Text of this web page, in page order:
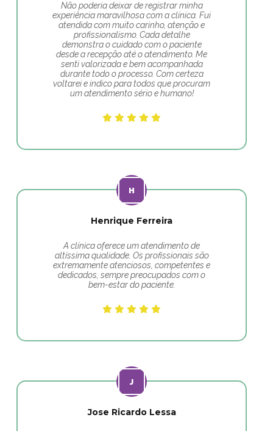
Não poderia deixar de registrar minha
experiência maravilhosa com a clínica. Fui
atendida com muito carinho, atenção e
profissionalismo. Cada detalhe
demonstra o cuidado com o paciente
desde a recepção até o atendimento. Me
senti valorizada e bem acompanhada
durante todo o processo. Com certeza
voltarei e indico para todos que procuram
um atendimento sério e humano!
Henrique Ferreira
A clínica oferece um atendimento de
altíssima qualidade. Os profissionais são
extremamente atenciosos, competentes e
dedicados, sempre preocupados com o
bem-estar do paciente.
Jose Ricardo Lessa